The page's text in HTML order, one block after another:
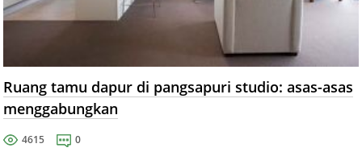
Ruang tamu dapur di pangsapuri studio: asas-asas
menggabungkan
4615 0